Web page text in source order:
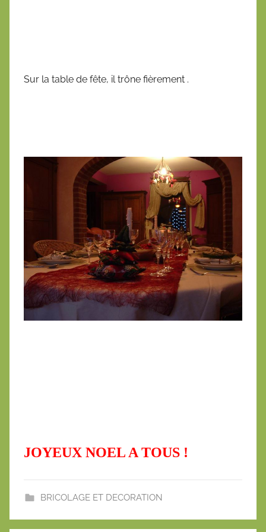
Sur la table de fête, il trône fièrement .
JOYEUX NOEL A TOUS !
BRICOLAGE ET DECORATION